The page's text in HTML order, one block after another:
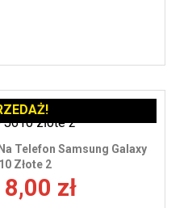
Telefon Samsung Galaxy
Złote 2
zł